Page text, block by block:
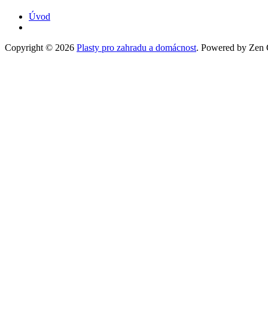
Úvod
Copyright © 2026 Plasty pro zahradu a domácnost. Powered by Zen